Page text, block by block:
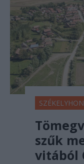
SZÉKELYHON
szűk
vitából